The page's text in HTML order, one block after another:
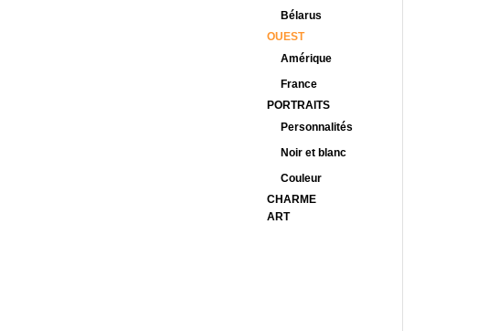
Bélarus
OUEST
Amérique
France
PORTRAITS
Personnalités
Noir et blanc
Couleur
CHARME
ART